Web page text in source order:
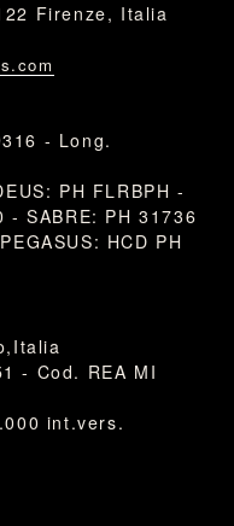
Firenze, Italia
- Long.
PH FLRBPH -
- SABRE: PH 31736
HCD PH
- Cod. REA MI
int.vers.